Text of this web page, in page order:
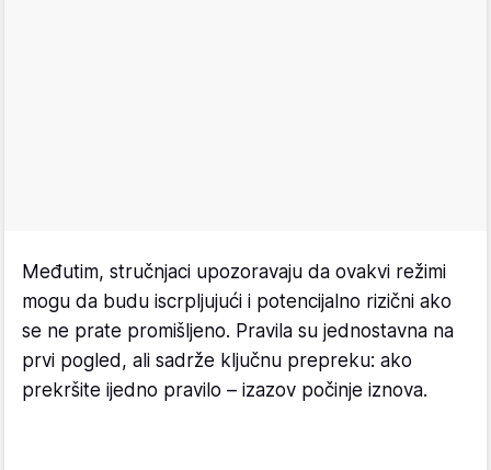
Međutim, stručnjaci upozoravaju da ovakvi režimi
mogu da budu iscrpljujući i potencijalno rizični ako
se ne prate promišljeno. Pravila su jednostavna na
prvi pogled, ali sadrže ključnu prepreku: ako
prekršite ijedno pravilo – izazov počinje iznova.